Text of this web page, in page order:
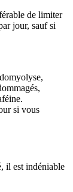
de limiter
jour, sauf si
si vous
il est indéniable